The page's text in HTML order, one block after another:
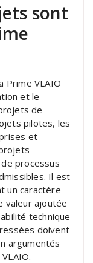
sont
Prime VLAIO
et le
de
pilotes, les
et
processus
Il est
un caractère
valeur ajoutée
technique
doivent
argumentés